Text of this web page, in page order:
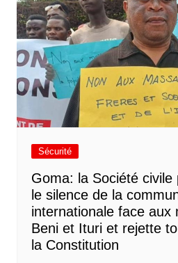
Sécurité
Goma: la Société civile
le silence de la
internationale face aux
Beni et Ituri et rejette
la Constitution